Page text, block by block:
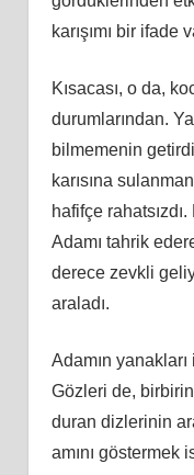
karışımı bir ifade
Kısacası, o da,
durumlarından.
bilmemenin
karısına
hafifçe
Adamı tahrik
derece zevkli
araladı.
Adamın yanakları
Gözleri de,
duran dizlerinin
amını göstermek